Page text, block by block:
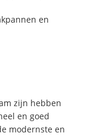
en
zijn hebben
en goed
modernste en